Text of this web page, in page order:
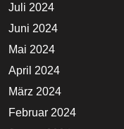
Juli 2024
Juni 2024
Mai 2024
April 2024
März 2024
Februar 2024